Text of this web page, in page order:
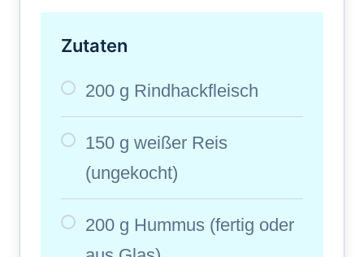
Zutaten
200 g Rindhackfleisch
150 g weißer Reis
(ungekocht)
200 g Hummus (fertig oder